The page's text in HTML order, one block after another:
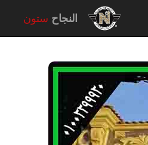
النجاح ستون